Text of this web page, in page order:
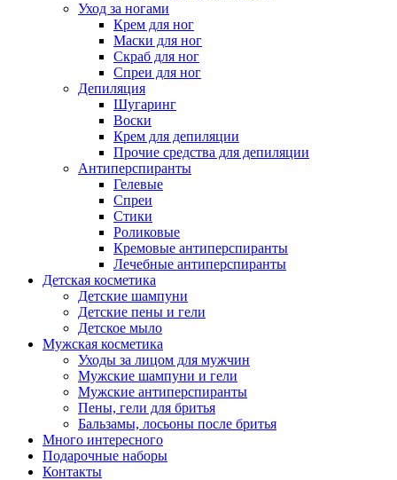
Уход за ногами
Крем для ног
Маски для ног
Скраб для ног
Спреи для ног
Депиляция
Шугаринг
Воски
Крем для депиляции
Прочие средства для депиляции
Антиперспиранты
Гелевые
Спреи
Стики
Роликовые
Кремовые антиперспиранты
Лечебные антиперспиранты
Детская косметика
Детские шампуни
Детские пены и гели
Детское мыло
Мужская косметика
Уходы за лицом для мужчин
Мужские шампуни и гели
Мужские антиперспиранты
Пены, гели для бритья
Бальзамы, лосьоны после бритья
Много интересного
Подарочные наборы
Контакты